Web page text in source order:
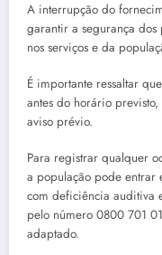
A interrupção do
garantir a segurança
nos serviços e da
É importante ressaltar
antes do horário
aviso prévio.
Para registrar qualquer
a população pode entrar
com deficiência auditiva
pelo número 0800 701
adaptado.